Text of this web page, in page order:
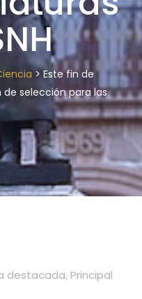
>Este fin de
selección para las
destacada, Principal